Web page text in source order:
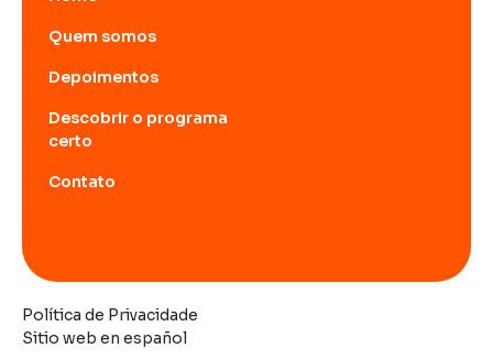
Quem somos
Depoimentos
Descobrir o programa
certo
Contato
Sitio web en español
Política de Privacidade